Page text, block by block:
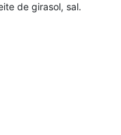
de girasol, sal.